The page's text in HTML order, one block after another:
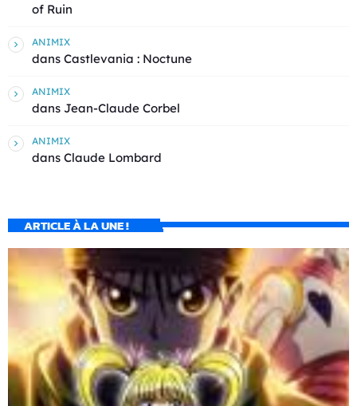
of Ruin
ANIMIX
dans Castlevania : Noctune
ANIMIX
dans Jean-Claude Corbel
ANIMIX
dans Claude Lombard
ARTICLE À LA UNE !